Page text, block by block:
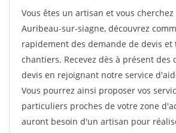
Vous êtes un artisan et vous
Auribeau-sur-siagne, découvrez
rapidement des demande de devis et
chantiers. Recevez dès à présent des
devis en rejoignant notre service
Vous pourrez ainsi proposer vos
particuliers proches de votre zone
auront besoin d'un artisan pour